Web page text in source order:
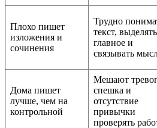
Плохо пишет
изложения и
сочинения
Трудно
текст, выделять
главное и
связывать
Дома пишет
лучше, чем на
контрольной
Мешают
спешка и
отсутствие
привычки
проверять